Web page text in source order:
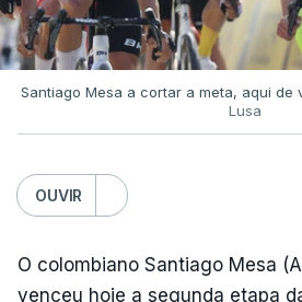
Santiago Mesa a cortar a meta, aqui de
Lusa
OUVIR
O colombiano Santiago Mesa
venceu hoje a segunda etapa